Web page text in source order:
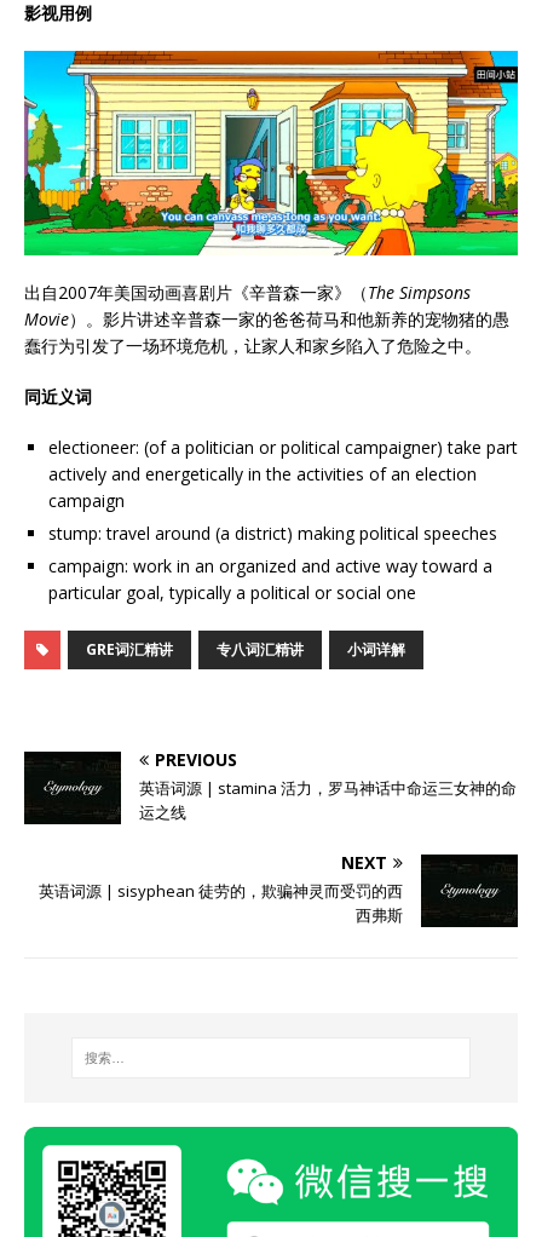
影视用例
出自2007年美国动画喜剧片《辛普森一家》（The Simpsons
Movie）。影片讲述辛普森一家的爸爸荷马和他新养的宠物猪的愚
蠢行为引发了一场环境危机，让家人和家乡陷入了危险之中。
同近义词
electioneer: (of a politician or political campaigner) take part
actively and energetically in the activities of an election
campaign
stump: travel around (a district) making political speeches
campaign: work in an organized and active way toward a
particular goal, typically a political or social one
GRE词汇精讲 专八词汇精讲 小词详解
PREVIOUS
英语词源 | stamina 活力，罗马神话中命运三女神的命
运之线
NEXT
英语词源 | sisyphean 徒劳的，欺骗神灵而受罚的西
西弗斯